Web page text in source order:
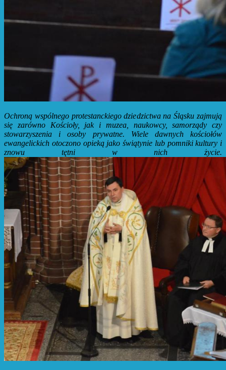
Ochroną wspólnego protestanckiego dziedzictwa na Śląsku zajmują
się zarówno Kościoły, jak i muzea, naukowcy, samorządy czy
stowarzyszenia i osoby prywatne. Wiele dawnych kościołów
ewangelickich otoczono opieką jako świątynie lub pomniki kultury i
znowu tętni w nich życie.